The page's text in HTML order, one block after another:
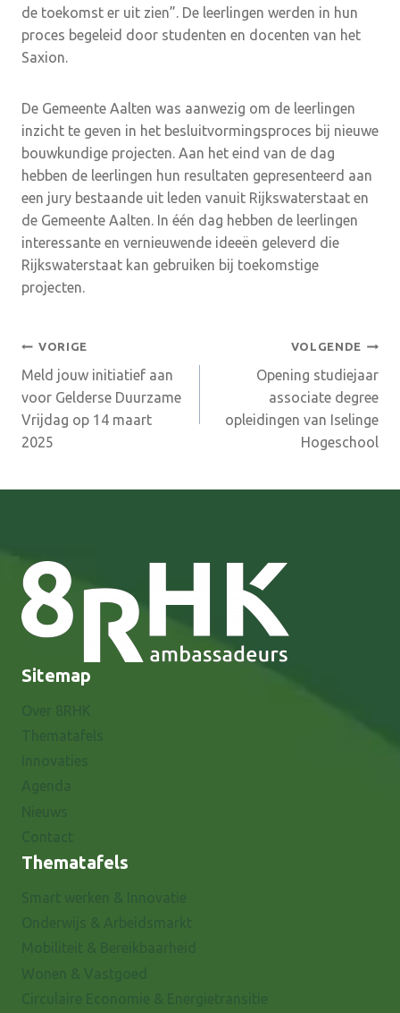
de toekomst er uit zien”. De leerlingen werden in hun
proces begeleid door studenten en docenten van het
Saxion.
De Gemeente Aalten was aanwezig om de leerlingen
inzicht te geven in het besluitvormingsproces bij nieuwe
bouwkundige projecten. Aan het eind van de dag
hebben de leerlingen hun resultaten gepresenteerd aan
een jury bestaande uit leden vanuit Rijkswaterstaat en
de Gemeente Aalten. In één dag hebben de leerlingen
interessante en vernieuwende ideeën geleverd die
Rijkswaterstaat kan gebruiken bij toekomstige
projecten.
Bericht
navigatie
VORIGE
Meld jouw initiatief aan
voor Gelderse Duurzame
Vrijdag op 14 maart
2025
VOLGENDE
Opening studiejaar
associate degree
opleidingen van Iselinge
Hogeschool
Sitemap
Thematafels